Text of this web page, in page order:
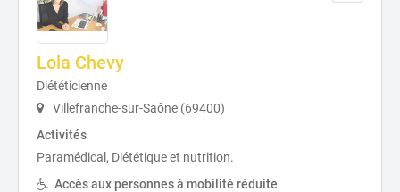
Lola Chevy
Diététicienne
Villefranche-sur-Saône (69400)
Activités
Paramédical, Diététique et nutrition.
Accès aux personnes à mobilité réduite